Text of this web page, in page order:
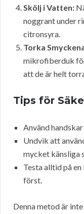
Skölj i Vatten:
noggrant under
citronsyra.
Torka
mikrofiberduk
att de är helt
Tips för
Använd
Undvik att
mycket känsliga
Testa alltid på
först.
Denna metod är